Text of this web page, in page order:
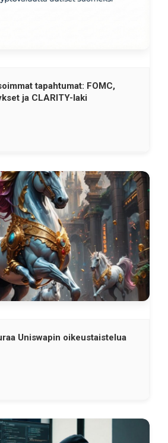
tapahtumat: FOMC,
ja CLARITY-laki
Uniswapin oikeustaistelua